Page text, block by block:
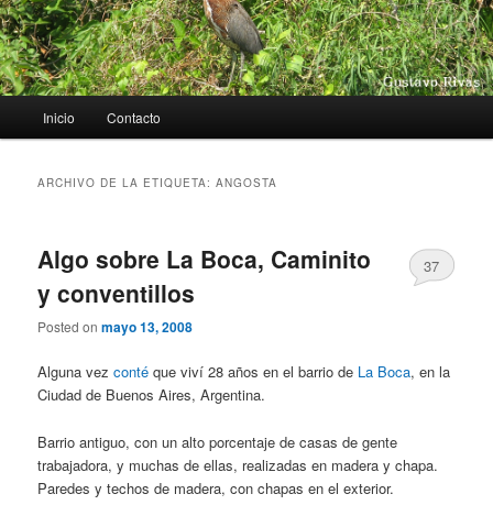
principal
Inicio Contacto
ARCHIVO DE LA ETIQUETA:ANGOSTA
Algo sobre La Boca, Caminito
y conventillos
Posted onmayo 13, 2008
37
Alguna vezconté que viví 28 años en el barrio de La Boca, en la
Ciudad de Buenos Aires, Argentina.
Barrio antiguo, con un alto porcentaje de casas de gente
trabajadora, y muchas de ellas, realizadas en madera y chapa.
Paredes y techos de madera, con chapas en el exterior.